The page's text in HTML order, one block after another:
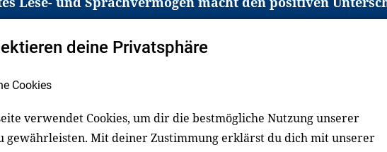
den Zugang zu Bildung und einem erfolgreichen
in Deutschland haben aber große Schwierigkeiten
gezielt an Familien sowie an Erzieher*innen, Lehrer*innen
Dafür arbeiten wir eng mit Ministerien,
Unternehmen und anderen Stiftungen zusammen.
deine Privatsphäre
Cookies
verwendet Cookies, um dir die bestmögliche Nutzung unserer
gewährleisten. Mit deiner Zustimmung erklärst du dich mit unserer